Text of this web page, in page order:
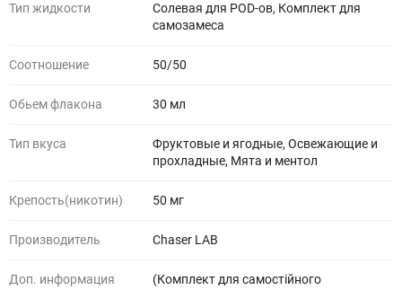
Тип жидкости
Солевая для POD-ов, Комплект для
самозамеса
Соотношение 50/50
Обьем флакона 30 мл
Тип вкуса
Фруктовые и ягодные, Освежающие и
прохладные, Мята и ментол
Крепость(никотин) 50 мг
Производитель Chaser LAB
Доп. информация
(Комплект для самостійного